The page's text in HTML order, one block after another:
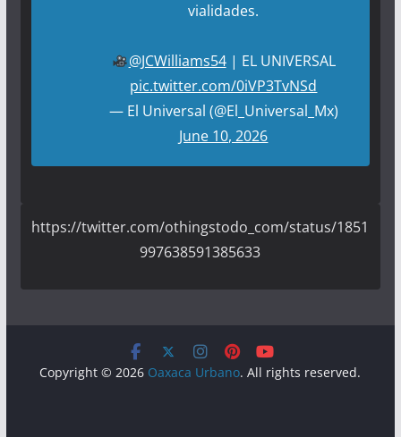
vialidades.
@JCWilliams54| EL UNIVERSAL
pic.twitter.com/0iVP3TvNSd
— El Universal (@El_Universal_Mx)
June 10, 2026
https://twitter.com/othingstodo_com/status/1851
997638591385633
Copyright © 2026 Oaxaca Urbano. All rights reserved.